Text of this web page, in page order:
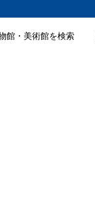
館・美術館を検索